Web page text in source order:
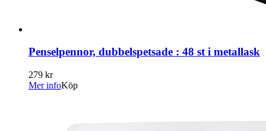
Penselpennor, dubbelspetsade : 48 st i metallask
279 kr
Mer infoKöp